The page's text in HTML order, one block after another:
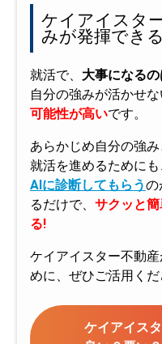
ケイアイスタ
みが発揮でき
就活で、 大事になる
自分の強みが活かせ
可能性が高いです。
あらかじめ自分の強
就活を進めるために
AIに診断してもらうの
るだけで、 サクッと
る!
ケイアイスター不動
めに、ぜひご活用くだ
ケイアイス